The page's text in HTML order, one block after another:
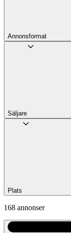
Annons­format
Säljare
Plats
168 annonser